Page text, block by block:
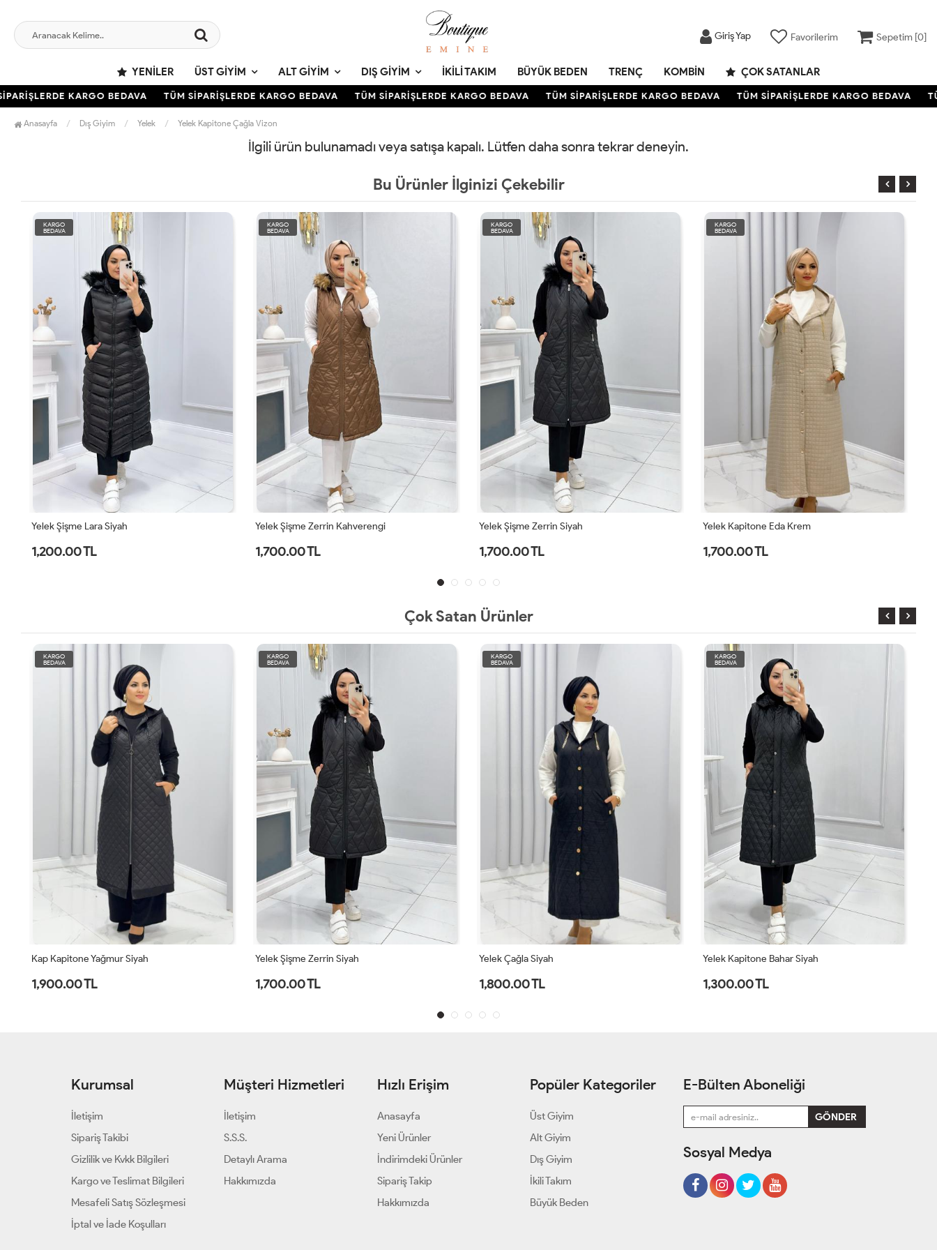
Giriş Yap Favorilerim Sepetim [0]
YENILER ÜST GIYIM ALT GIYIM DIŞ GIYIM İKILI TAKIM BÜYÜK BEDEN TRENÇ KOMBIN ÇOK SATANLAR
KARGO BEDAVA TÜM SİPARİŞLERDE KARGO BEDAVA TÜM SİPARİŞLERDE KARGO BEDAVA TÜM SİPARİŞLERDE KARGO BEDAVA TÜM SİPARİŞLERDE KARGO BEDAVA
Anasayfa Dış Giyim Yelek Yelek Kapitone Çağla Vizon
İlgili ürün bulunamadı veya satışa kapalı. Lütfen daha sonra tekrar deneyin.
Bu Ürünler İlginizi Çekebilir
KARGO
BEDAVA
Yelek Şişme Lara Siyah
1,200.00 TL
KARGO
BEDAVA
Yelek Şişme Zerrin Kahverengi
1,700.00 TL
KARGO
BEDAVA
Yelek Şişme Zerrin Siyah
1,700.00 TL
KARGO
BEDAVA
Yelek Kapitone Eda Krem
1,700.00 TL
Çok Satan Ürünler
KARGO
BEDAVA
Kap Kapitone Yağmur Siyah
1,900.00 TL
KARGO
BEDAVA
Yelek Şişme Zerrin Siyah
1,700.00 TL
KARGO
BEDAVA
Yelek Çağla Siyah
1,800.00 TL
KARGO
BEDAVA
Yelek Kapitone Bahar Siyah
1,300.00 TL
Kurumsal
İletişim
Sipariş Takibi
Gizlilik ve Kvkk Bilgileri
Kargo ve Teslimat Bilgileri
Mesafeli Satış Sözleşmesi
İptal ve İade Koşulları
Müşteri Hizmetleri
İletişim
S.S.S.
Detaylı Arama
Hakkımızda
Hızlı Erişim
Anasayfa
Yeni Ürünler
İndirimdeki Ürünler
Sipariş Takip
Hakkımızda
Popüler Kategoriler
Üst Giyim
Alt Giyim
Dış Giyim
İkili Takım
Büyük Beden
E-Bülten Aboneliği
Sosyal Medya